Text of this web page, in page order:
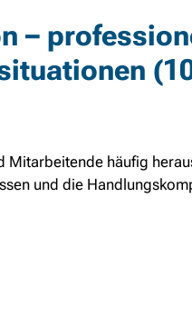
–
Mitarbeitende häufig
und die